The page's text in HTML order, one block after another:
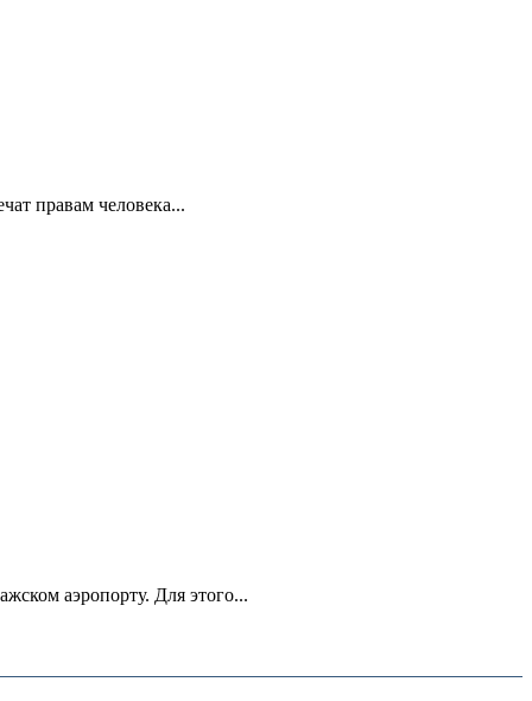
правам человека...
аэропорту. Для этого...